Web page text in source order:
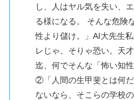
し、人はヤル気を失い、
る様になる。 そんな危険
性より儲け。」AI大先生
レじゃ、そりゃ恐い。天
迄、何でそんな「怖い知
②「人間の生甲斐とは何
ないなら、そこらの学校